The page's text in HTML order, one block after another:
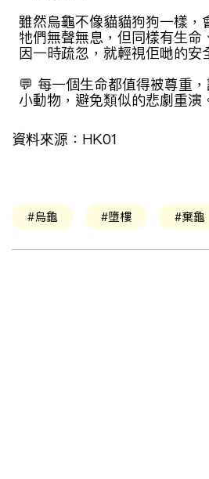
雖然烏龜不像貓貓狗狗一樣，
牠們無聲無息，但同樣有生命
因一時疏忽 ，就輕視佢哋的安
💬 每一個生命都值得被尊重
小動物，避免類似的悲劇重演
資料來源： HK01
#烏龜 #墮樓 #棄龜